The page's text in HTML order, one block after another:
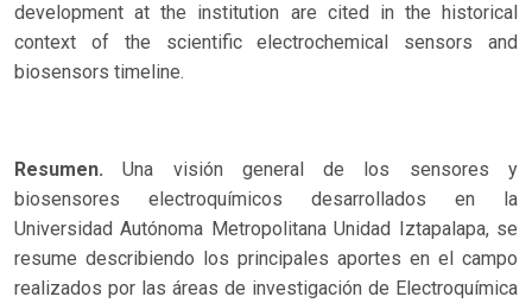
development at the institution are cited in the historical
context of the scientific electrochemical sensors and
biosensors timeline.
Resumen. Una visión general de los sensores y
biosensores electroquímicos desarrollados en la
Universidad Autónoma Metropolitana Unidad Iztapalapa, se
resume describiendo los principales aportes en el campo
realizados por las áreas de investigación de Electroquímica